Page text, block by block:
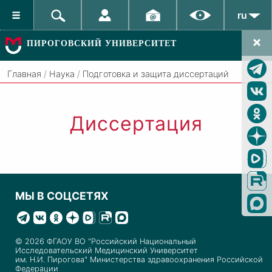
ru
ПИРОГОВСКИЙ УНИВЕРСИТЕТ
Главная / Наука / Подготовка и защита диссертаций
Диссертация
МЫ В СОЦСЕТЯХ
© 2026 ФГАОУ ВО "Российский Национальный
Исследовательский Медицинский Университет
им. Н.И. Пирогова" Министерства здравоохранения Российской
Федерации